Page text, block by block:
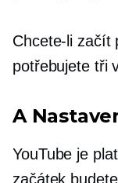
Chcete-li začít
potřebujete tři
A
YouTube je
začátek